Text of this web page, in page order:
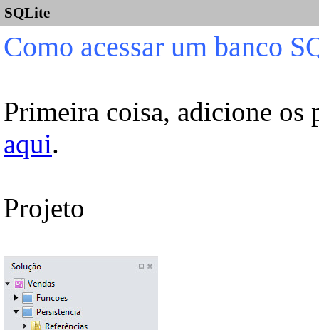
SQLite
Como acessar um banco
Primeira coisa, adicione os
aqui.
Projeto